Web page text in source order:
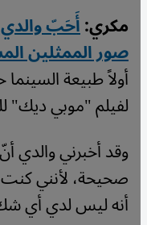
مكري:أَحَبّ والدي
صور الممثلين
أولاً طبيعة
لفيلم "موبي
وقد أخبرني والدي
صحيحة، لأنني كنت
أنه ليس لدي أي